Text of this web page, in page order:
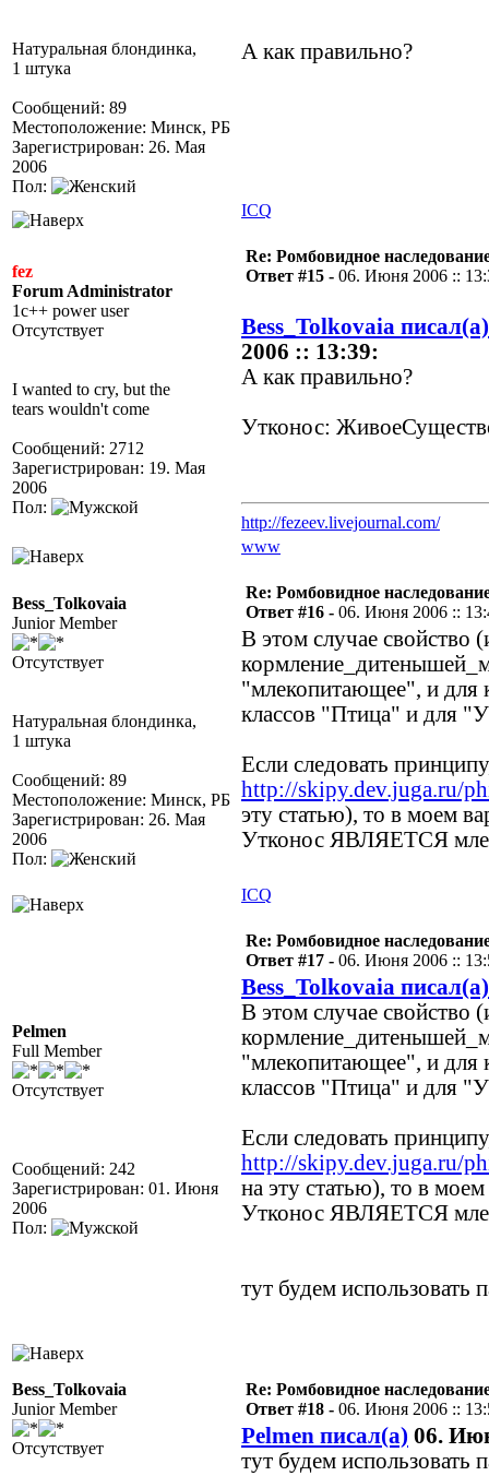
Натуральная блондинка,
1 штука
Сообщений: 89
Местоположение: Минск, РБ
Зарегистрирован: 26. Мая
2006
Пол:
А как правильно?
ICQ
fez
Forum Administrator
1c++ power user
Отсутствует
I wanted to cry, but the
tears wouldn't come
Сообщений: 2712
Зарегистрирован: 19. Мая
2006
Пол:
Re: Ромбовидное
Ответ #15 - 06. Июня 2006 ::
Bess_Tolkovaia писал(а)
2006 :: 13:39:
А как правильно?
Утконос:
http://fezeev.livejournal.com/
www
Bess_Tolkovaia
Junior Member
Отсутствует
Натуральная блондинка,
1 штука
Сообщений: 89
Местоположение: Минск, РБ
Зарегистрирован: 26. Мая
2006
Пол:
Re: Ромбовидное
Ответ #16 - 06. Июня 2006 ::
В этом случае свойство
"млекопитающее", и для
классов "Птица" и для
Если следовать
http://skipy.dev.juga.ru/
эту статью), то в моем
Утконос ЯВЛЯЕТСЯ
ICQ
Pelmen
Full Member
Отсутствует
Сообщений: 242
Зарегистрирован: 01. Июня
2006
Пол:
Re: Ромбовидное
Ответ #17 - 06. Июня 2006 ::
Bess_Tolkovaia писал(а)
В этом случае свойство
"млекопитающее", и для
классов "Птица" и для
Если следовать
http://skipy.dev.juga.ru/
на эту статью), то в
Утконос ЯВЛЯЕТСЯ
тут будем использовать
Bess_Tolkovaia
Junior Member
Отсутствует
Re: Ромбовидное
Ответ #18 - 06. Июня 2006 ::
Pelmen писал(а) 06.
тут будем использовать